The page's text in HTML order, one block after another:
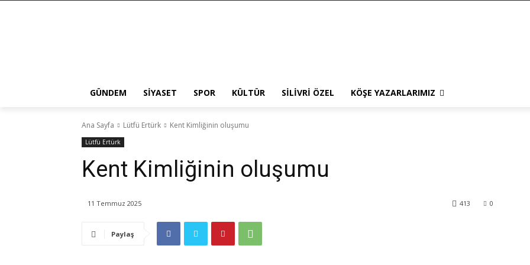
GÜNDEM SIYASET SPOR KÜLTÜR SILIVRI ÖZEL KÖŞE YAZARLARIMIZ
Ana Sayfa Lütfü Ertürk Kent Kimliğinin oluşumu
Lütfü Ertürk
Kent Kimliğinin oluşumu
11 Temmuz 2025 0
413
Paylaş